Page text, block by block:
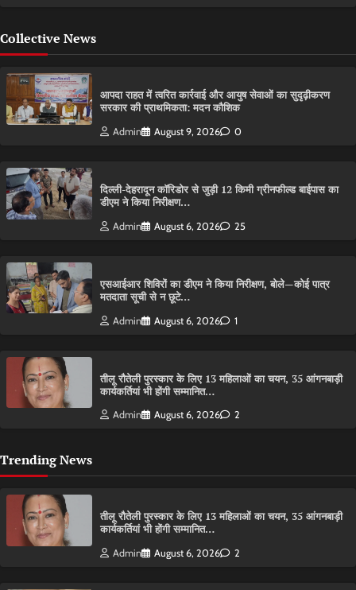
Collective News
आपदा राहत में त्वरित कार्रवाई और आयुष सेवाओं का सुदृढ़ीकरण
सरकार की प्राथमिकता: मदन कौशिक
Admin August 9, 2026 0
दिल्ली-देहरादून कॉरिडोर से जुड़ी 12 किमी ग्रीनफील्ड बाईपास का
डीएम ने किया निरीक्षण…
Admin August 6, 2026 25
एसआईआर शिविरों का डीएम ने किया निरीक्षण, बोले—कोई पात्र
मतदाता सूची से न छूटे…
Admin August 6, 2026 1
तीलू रौतेली पुरस्कार के लिए 13 महिलाओं का चयन, 35 आंगनबाड़ी
कार्यकर्तियां भी होंगी सम्मानित…
Admin August 6, 2026 2
Trending News
तीलू रौतेली पुरस्कार के लिए 13 महिलाओं का चयन, 35 आंगनबाड़ी
कार्यकर्तियां भी होंगी सम्मानित…
Admin August 6, 2026 2